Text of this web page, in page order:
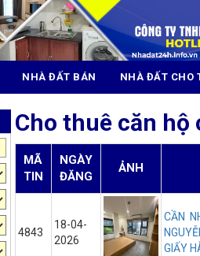
NHÀ ĐẤT BÁN NHÀ ĐẤT CHO
Cho thuê căn hộ
MÃ
TIN
NGÀY
ĐĂNG
ẢNH
4843
18-04-
2026
CẦN
GIẤY